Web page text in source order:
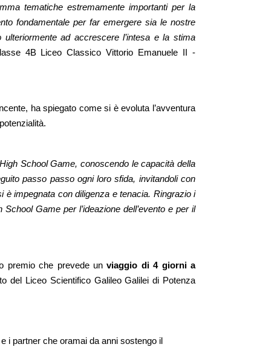
tematiche estremamente importanti per la
fondamentale per far emergere sia le nostre
ad accrescere l’intesa e la stima
4B Liceo Classico Vittorio Emanuele II -
ha spiegato come si è evoluta l’avventura
School Game, conoscendo le capacità della
passo passo ogni loro sfida, invitandoli con
impegnata con diligenza e tenacia. Ringrazio i
Game per l’ideazione dell’evento e per il
premio che prevede un viaggio di 4 giorni a
del Liceo Scientifico Galileo Galilei di Potenza
i partner che oramai da anni sostengo il